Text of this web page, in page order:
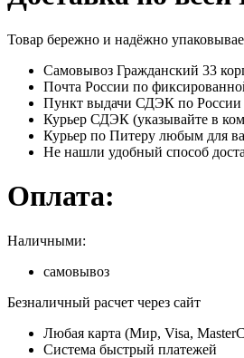
Товар бережно и надёжно
Самовывоз Гражданский 33
Почта России по
Пункт выдачи СДЭК по России в
Курьер СДЭК (указывайте в
Курьер по Питеру любым для
Не нашли удобный способ
Оплата:
Наличными:
самовывоз
Безналичный расчет через сайт
Любая карта (Мир, Visa,
Система быстрый платежей